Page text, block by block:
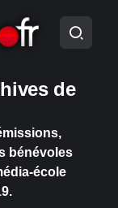
de
bénévoles
école